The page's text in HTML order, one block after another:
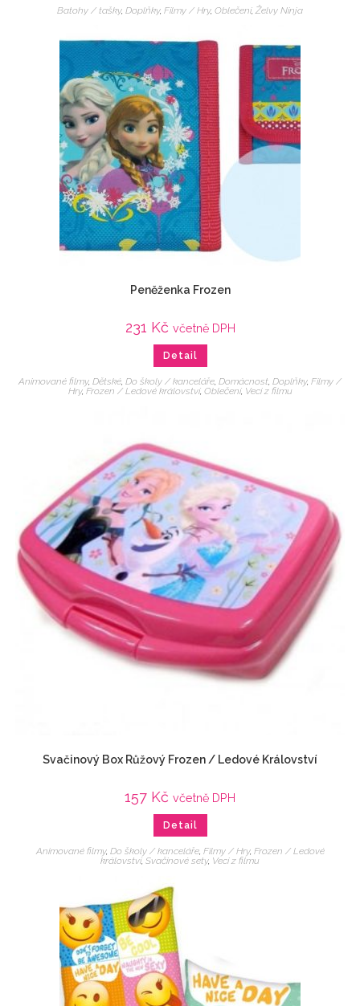
Batohy / tašky, Doplňky, Filmy / Hry, Oblečení, Želvy Ninja
Peněženka Frozen
231 Kč včetně DPH
Detail
Animované filmy, Dětské, Do školy / kanceláře, Domácnost, Doplňky, Filmy /
Hry, Frozen / Ledové království, Oblečení, Veci z filmu
Svačinový Box Růžový Frozen / Ledové Království
157 Kč včetně DPH
Detail
Animované filmy, Do školy / kanceláře, Filmy / Hry, Frozen / Ledové
království, Svačinové sety, Veci z filmu